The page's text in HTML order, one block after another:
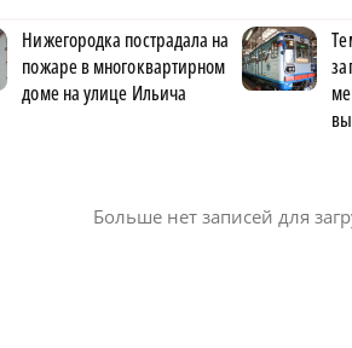
Нижегородка пострадала на
пожаре в многоквартирном
доме на улице Ильича
Больше нет записей для